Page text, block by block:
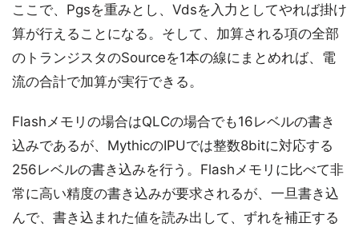
ここで、Pgsを重みとし、Vdsを入力としてやれば掛け
算が行えることになる。そして、加算される項の全部
のトランジスタのSourceを1本の線にまとめれば、電
流の合計で加算が実行できる。
Flashメモリの場合はQLCの場合でも16レベルの書き
込みであるが、MythicのIPUでは整数8bitに対応する
256レベルの書き込みを行う。Flashメモリに比べて非
常に高い精度の書き込みが要求されるが、一旦書き込
んで、書き込まれた値を読み出して、ずれを補正する